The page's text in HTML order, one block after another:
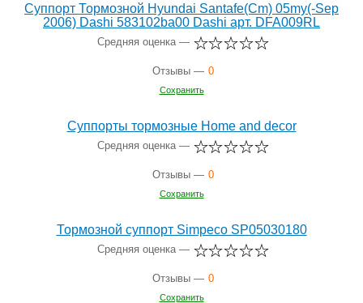
Суппорт Тормозной Hyundai Santafe(Cm) 05my(-Sep
2006) Dashi 583102ba00 Dashi арт. DFA009RL
Средняя оценка —
Отзывы — 0
Сохранить
Суппорты тормозные Home and decor
Средняя оценка —
Отзывы — 0
Сохранить
Тормозной суппорт Simpeco SP05030180
Средняя оценка —
Отзывы — 0
Сохранить